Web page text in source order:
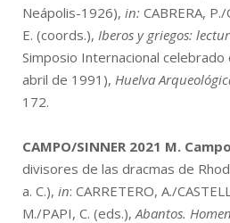
Neápolis-1926), in: CABRERA,
E. (coords.), Iberos y griegos:
Simposio Internacional
abril de 1991), Huelva
172.
CAMPO/SINNER 2021 M.
divisores de las dracmas de
a. C.), in: CARRETERO, A./
M./PAPI, C. (eds.), Abantos.